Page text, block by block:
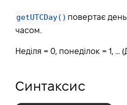
getUTCDay() повертає день
часом.
Неділя = 0, понеділок = 1, ...
Синтаксис